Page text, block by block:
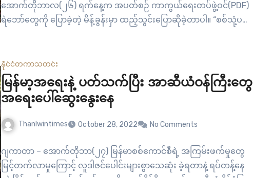
အောက်တိုဘာလ(၂၆) ရက်နေ့က အပတ်စဉ် ကာကွယ်ရေးတပ်ဖွဲ့ဝင်(PDF)
ရဲဘော်တွေကို ပြောခဲ့တဲ့ မိန့်ခွန်းမှာ ထည့်သွင်းပြောဆိုခဲ့တာပါ။ “စစ်သုံ့ပမ်း
တော့တယ်ဆိုတာ…
နိုင်ငံတကာသတင်း
မြန်မာ့အရေးနဲ့ ပတ်သက်ပြီး အာဆီယံဝန်ကြီးတွေ
အရေးပေါ်ဆွေးနွေးနေ
Thanlwintimes October 28, 2022 No Comments
ဂျကာတာ – အောက်တိုဘာ(၂၇) မြန်မာစစ်ကောင်စီရဲ့ အကြမ်းဖက်မှုတွေ
မြင့်တက်လာမှုကြောင့် လူဒါဇင်ပေါင်းများစွာသေဆုံး ခဲ့ရတာနဲ့ ရပ်တန့်နေ